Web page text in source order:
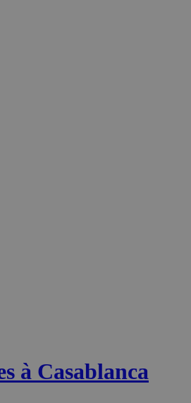
à Casablanca